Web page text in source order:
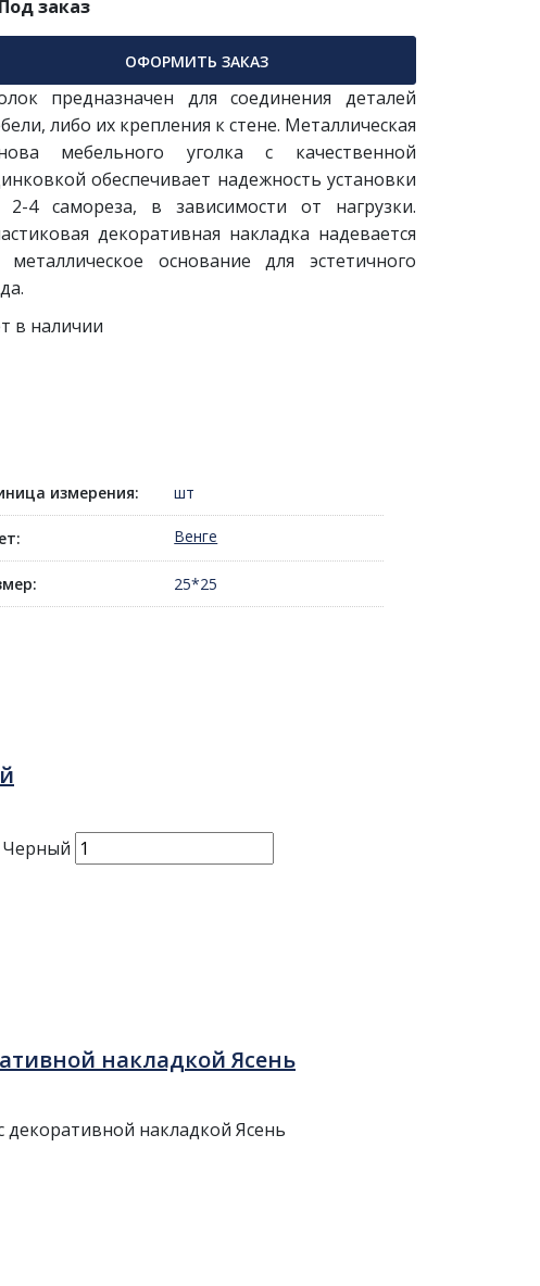
Под заказ
ОФОРМИТЬ ЗАКАЗ
предназначен для соединения деталей
либо их крепления к стене. Металлическая
мебельного уголка с качественной
обеспечивает надежность установки
2-4 самореза, в зависимости от нагрузки.
декоративная накладка надевается
металлическое основание для эстетичного
в наличии
измерения: шт
Венге
25*25
Черный
накладкой Ясень
декоративной накладкой Ясень